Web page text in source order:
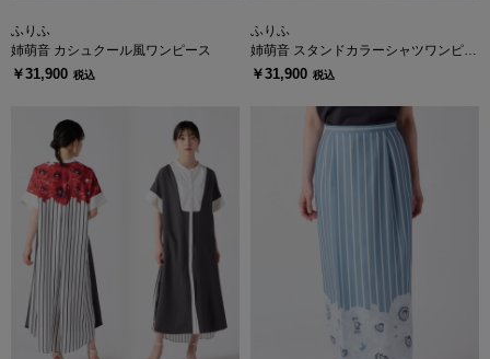
ふりふ
姉萌音 カシュクール風ワンピース
￥31,900 税込
ふりふ
姉萌音 スタンドカラーシャツワンピー
ス
￥31,900 税込